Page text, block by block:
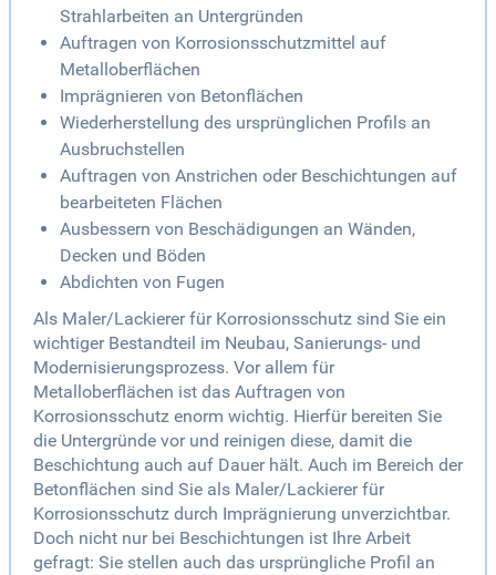
Strahlarbeiten an Untergründen
Auftragen von Korrosionsschutzmittel auf
Metalloberflächen
Imprägnieren von Betonflächen
Wiederherstellung des ursprünglichen Profils an
Ausbruchstellen
Auftragen von Anstrichen oder Beschichtungen auf
bearbeiteten Flächen
Ausbessern von Beschädigungen an Wänden,
Decken und Böden
Abdichten von Fugen
Als Maler/Lackierer für Korrosionsschutz sind Sie ein
wichtiger Bestandteil im Neubau, Sanierungs- und
Modernisierungsprozess. Vor allem für
Metalloberflächen ist das Auftragen von
Korrosionsschutz enorm wichtig. Hierfür bereiten Sie
die Untergründe vor und reinigen diese, damit die
Beschichtung auch auf Dauer hält. Auch im Bereich der
Betonflächen sind Sie als Maler/Lackierer für
Korrosionsschutz durch Imprägnierung unverzichtbar.
Doch nicht nur bei Beschichtungen ist Ihre Arbeit
gefragt: Sie stellen auch das ursprüngliche Profil an